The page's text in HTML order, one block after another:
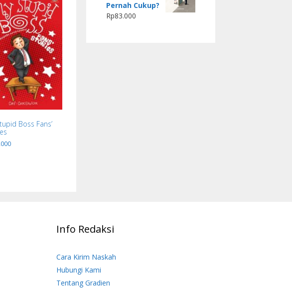
Boss Fans’
Pernah Cukup?
Rp83.000
Info Redaksi
Cara Kirim Naskah
Hubungi Kami
Tentang Gradien